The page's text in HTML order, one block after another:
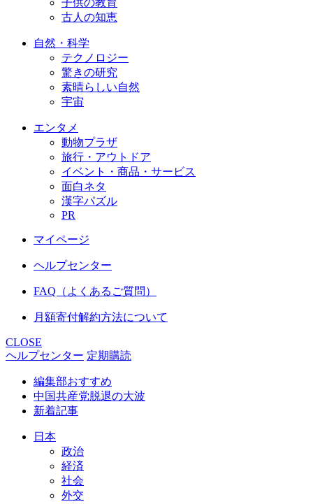
子供の教育
古人の知恵
自然・科学
テクノロジー
驚きの研究
素晴らしい自然
宇宙
エンタメ
動物プラザ
旅行・アウトドア
イベント・商品・サービス
面白ネタ
漢字パズル
PR
マイページ
ヘルプセンター
FAQ（よくあるご質問）
月額寄付解約方法について
CLOSE
ヘルプセンター 定期購読
編集部おすすめ
中国共産党脱退の大波
新着記事
日本
政治
経済
社会
外交